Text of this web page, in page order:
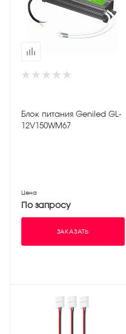
Блок питания Geniled GL-
12V150WM67
Цена
По запросу
ЗАКАЗАТЬ